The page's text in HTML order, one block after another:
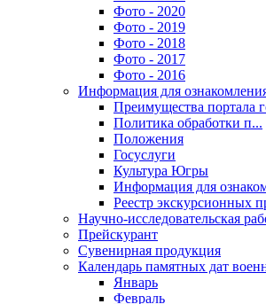
Фото - 2020
Фото - 2019
Фото - 2018
Фото - 2017
Фото - 2016
Информация для
Преимущества портала
Политика обработки п...
Положения
Госуслуги
Культура Югры
Информация для
Реестр экскурсионных
Научно-исследовательская
Прейскурант
Сувенирная продукция
Календарь памятных дат
Январь
Февраль